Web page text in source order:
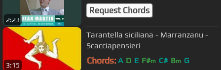
2:23
Request Chords
3:15
Tarantella siciliana - Marranzanu -
Scacciapensieri
Chords: A D E F#m C# Bm G